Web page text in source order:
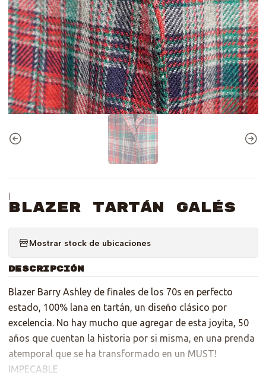
|
Blazer Tartán Galés
Mostrar stock de ubicaciones
DESCRIPCIÓN
Blazer Barry Ashley de finales de los 70s en perfecto
estado, 100% lana en tartán, un diseño clásico por
excelencia. No hay mucho que agregar de esta joyita, 50
años que cuentan la historia por si misma, en una prenda
atemporal que se ha transformado en un MUST!
IMPECABLE